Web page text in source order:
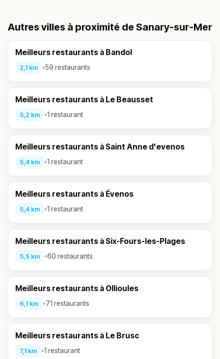
Autres villes à proximité de Sanary-sur-Mer
Meilleurs restaurants à Bandol
2,1 km •59 restaurants
Meilleurs restaurants à Le Beausset
5,2 km •1 restaurant
Meilleurs restaurants à Saint Anne d'evenos
5,4 km •1 restaurant
Meilleurs restaurants à Évenos
5,4 km •1 restaurant
Meilleurs restaurants à Six-Fours-les-Plages
5,5 km •60 restaurants
Meilleurs restaurants à Ollioules
6,1 km •71 restaurants
Meilleurs restaurants à Le Brusc
7,1 km •1 restaurant